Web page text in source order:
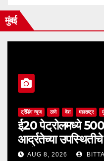
मुंबई
ट्रेंडिंग न्यूज ठाणे देश महाराष्ट्र
ई20 पेट्रोलमध्ये
आर्द्रतेच्या
झाले नाहीत
AUG 8, 2026